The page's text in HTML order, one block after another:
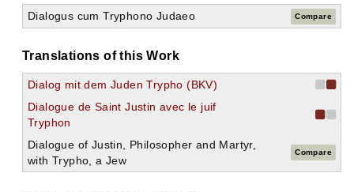
Dialogus cum Tryphono Judaeo Compare
Translations of this Work
Dialog mit dem Juden Trypho (BKV)
Dialogue de Saint Justin avec le juif
Tryphon
Dialogue of Justin, Philosopher and Martyr,
with Trypho, a Jew
Compare
XLIV.
XLV.
XLVII.
XLVIII.
XLIX.
L.
LI.
LII.
LIII.
LIV.